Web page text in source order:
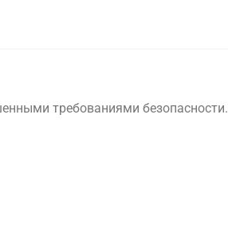
требованиями безопасности.